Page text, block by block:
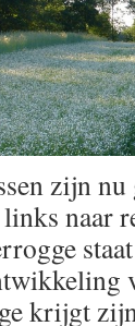
zijn
links naar
krijgt